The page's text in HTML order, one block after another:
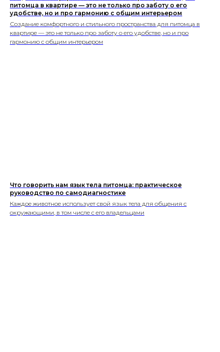
питомца в квартире — это не только про заботу о его
удобстве, но и про гармонию с общим интерьером
Создание комфортного и стильного пространства для питомца в
квартире — это не только про заботу о его удобстве, но и про
гармонию с общим интерьером
Что говорить нам язык тела питомца: практическое
руководство по самодиагностике
Каждое животное использует свой язык тела для общения с
окружающими, в том числе с его владельцами